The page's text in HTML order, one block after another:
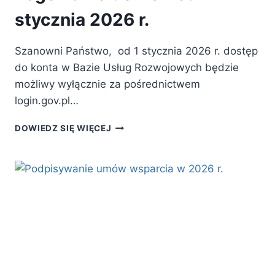
stycznia 2026 r.
Szanowni Państwo, od 1 stycznia 2026 r. dostęp
do konta w Bazie Usług Rozwojowych będzie
możliwy wyłącznie za pośrednictwem
login.gov.pl…
DOWIEDZ SIĘ WIĘCEJ LOGOWANIE
OD